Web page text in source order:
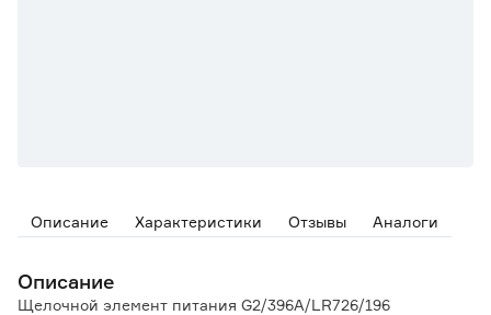
Описание Характеристики Отзывы Аналоги
Описание
Щелочной элемент питания G2/396A/LR726/196